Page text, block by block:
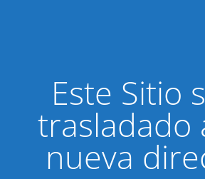
Este Sitio
trasladado
nueva